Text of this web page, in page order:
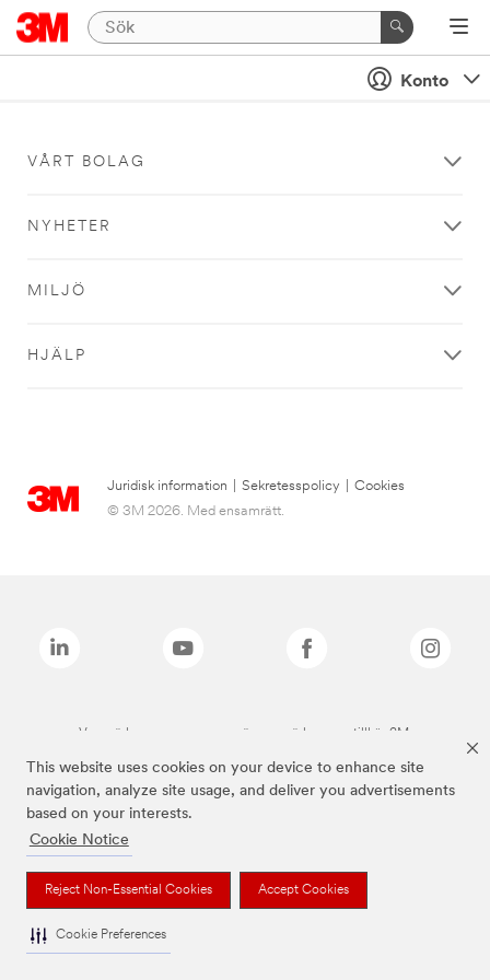
This website uses cookies on your device to enhance site
navigation, analyze site usage, and deliver you advertisements
based on your interests.
Cookie Notice
Reject Non-Essential Cookies Accept Cookies
Cookie Preferences
Konto
VÅRT BOLAG
NYHETER
MILJÖ
HJÄLP
Juridisk information Sekretesspolicy
Cookies
© 3M 2026. Med ensamrätt.
Varumärken som anges ovan är varumärken som tillhör 3M.